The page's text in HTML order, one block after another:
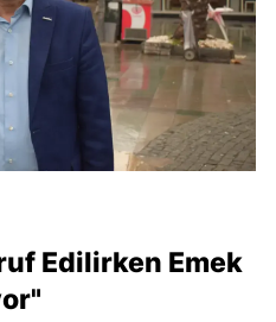
Edilirken Emek